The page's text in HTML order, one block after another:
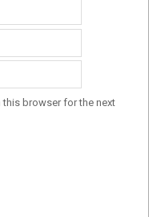
this browser for the next